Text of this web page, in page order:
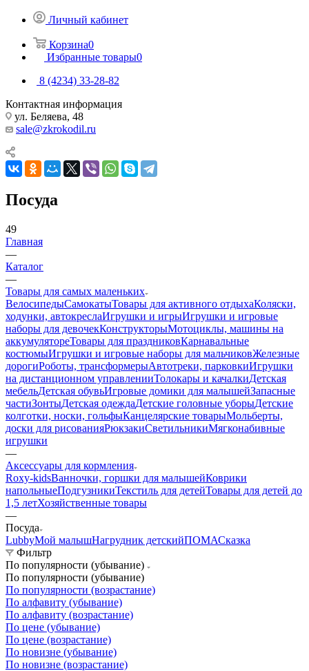
Личный кабинет
Корзина0
Избранные товары0
8 (4234) 33-28-82
Контактная информация
ул. Беляева, 48
sale@zkrokodil.ru
Посуда
49
Главная
—
Каталог
—
Товары для самых маленьких
ВелосипедыСамокатыТовары для активного отдыхаКоляски,
ходунки, автокреслаИгрушки и игрыИгрушки и игровые
наборы для девочекКонструкторыМотоциклы, машины на
аккумулятореТовары для праздниковКарнавальные
костюмыИгрушки и игровые наборы для мальчиковЖелезные
дорогиРоботы, трансформерыАвтотреки, парковкиИгрушки
на дистанционном управленииТолокары и качалкиДетская
мебельДетская обувьИгровые домики для малышейЗапасные
частиЗонтыДетская одеждаДетские головные уборыДетские
колготки, носки, гольфыКанцелярские товарыМольберты,
доски для рисованияРюкзакиСветильникиМягконабивные
игрушки
—
Аксессуары для кормления
Roxy-kidsВанночки, горшки для малышейКоврики
напольныеПодгузникиТекстиль для детейТовары для детей до
1,5 летХозяйственные товары
—
Посуда
LubbyМой малышНагрудник детскийПОМАСказка
Фильтр
По популярности (убывание)
По популярности (убывание)
По популярности (возрастание)
По алфавиту (убывание)
По алфавиту (возрастание)
По цене (убывание)
По цене (возрастание)
По новизне (убывание)
По новизне (возрастание)